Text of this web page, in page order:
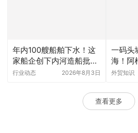
年内100艘船舶下水！这
家船企创下内河造船批量
化新纪录
行业动态 2026年8月3日
一码头
海！阿
斯港遇
外贸知识
查看更多